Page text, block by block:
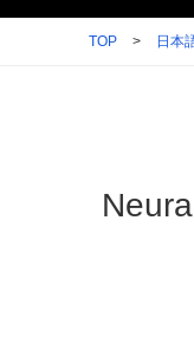
TOP > 日本